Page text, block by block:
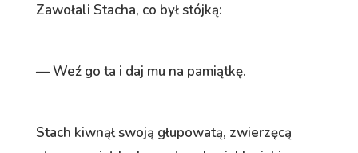
Zawołali Stacha, co był stójką:
— Weź go ta i daj mu na pamiątkę.
Stach kiwnął swoją głupowatą, zwierzęcą